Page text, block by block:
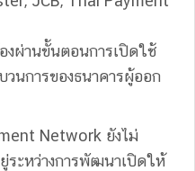
งผ่านขั้นตอนการเปิดใช้
วนการของธนาคารผู้ออก
Network ยังไม่
ระหว่างการพัฒนาเปิดให้